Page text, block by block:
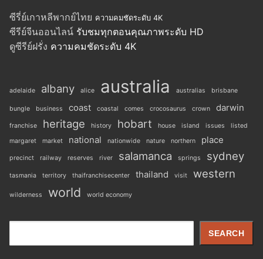
ซีรี่ย์เกาหลีพากย์ไทย ความคมชัดระดับ 4K
ซีรีย์จีนออนไลน์ รับชมทุกตอนคุณภาพระดับ HD
ดูซีรีย์ฝรั่ง ความคมชัดระดับ 4K
adelaide albany alice australia australias brisbane
bungle business coast coastal comes crocosaurus crown darwin
franchise heritage history hobart house island issues
listed
margaret
market national nationwide nature northern place
precinct railway reserves river salamanca springs sydney
tasmania territory thaifranchisecenter thailand visit western
wilderness world world economy
SEARCH